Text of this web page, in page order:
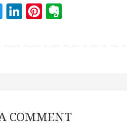
Twitter
LinkedIn
Pinterest
COMMENT